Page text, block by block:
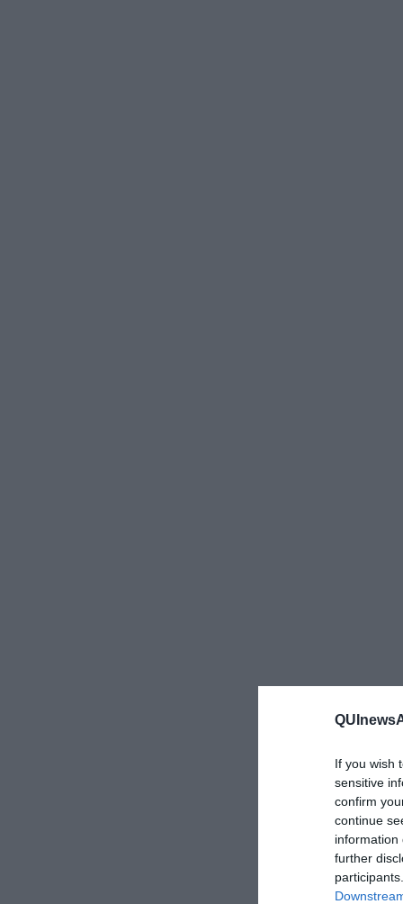
If you wish
sensitive
confirm
continue
information
further